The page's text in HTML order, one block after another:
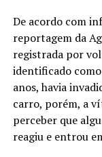
De acordo com
reportagem da
registrada por
identificado
anos, havia
carro, porém, a
perceber que
reagiu e entrou